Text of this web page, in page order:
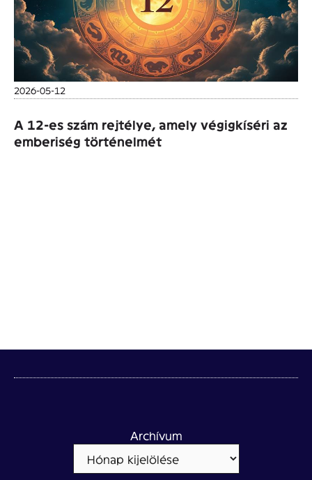
2026-05-12
A 12-es szám rejtélye, amely végigkíséri az
emberiség történelmét
Archívum